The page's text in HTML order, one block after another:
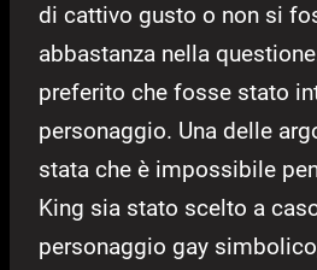
di cattivo gusto o non si
abbastanza nella
preferito che fosse stato
personaggio. Una delle
stata che è impossibile
King sia stato scelto a
personaggio gay